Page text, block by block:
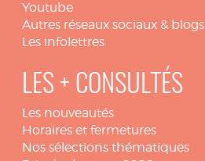
Youtube
Autres réseaux sociaux & blogs
Les infolettres
LES + CONSULTÉS
Les nouveautés
Horaires et fermetures
Nos sélections thématiques